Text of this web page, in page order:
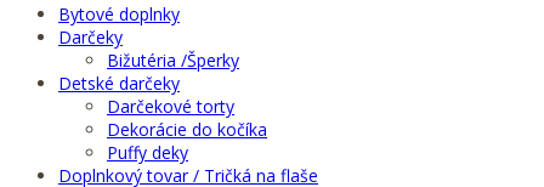
Bytové doplnky
Darčeky
Bižutéria /Šperky
Detské darčeky
Darčekové torty
Dekorácie do kočíka
Puffy deky
Doplnkový tovar / Tričká na flaše